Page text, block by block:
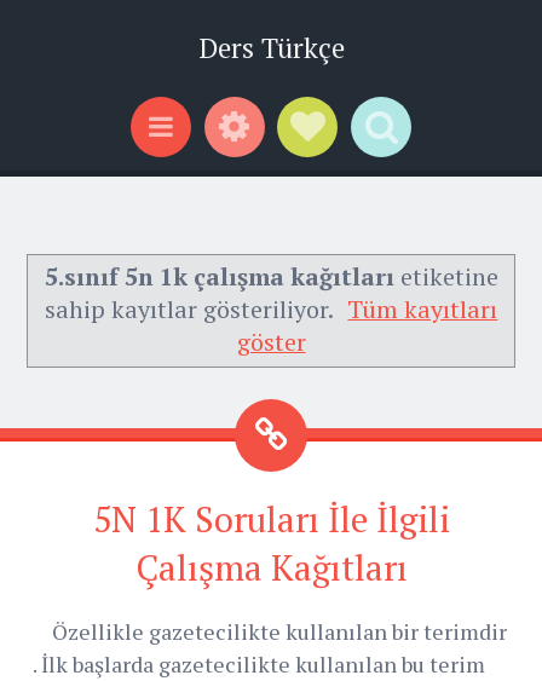
Ders Türkçe
Menu WidgetsSocial Links
Search
5.sınıf 5n 1k çalışma kağıtlarıetiketine
sahip kayıtlar gösteriliyor. Tüm kayıtları
göster
5N 1K Soruları İle İlgili
Çalışma Kağıtları
Özellikle gazetecilikte kullanılan bir terimdir
. İlk başlarda gazetecilikte kullanılan bu terim